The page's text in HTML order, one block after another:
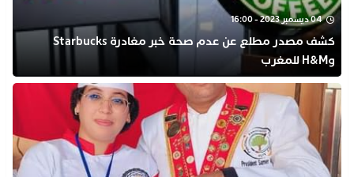
04 ديسمبر 2023 - 16:00
كشف مصدر مطلع عن عدم صحة خبر مغادرة Starbucks
وH&M للمغرب